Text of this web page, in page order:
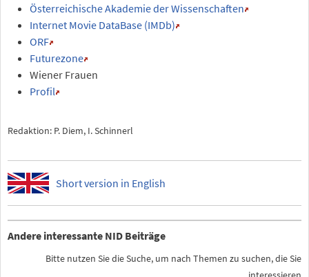
Österreichische Akademie der Wissenschaften
Internet Movie DataBase (IMDb)
ORF
Futurezone
Wiener Frauen
Profil
Redaktion: P. Diem, I. Schinnerl
Short version in English
Andere interessante NID Beiträge
Bitte nutzen Sie die Suche, um nach Themen zu suchen, die Sie